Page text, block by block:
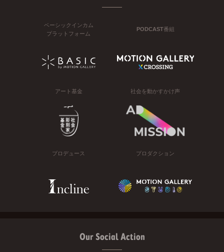
ベーシックインカム
プラットフォーム
PODCAST番組
アート基金 社会を動かすかけ声
プロデュース プロダクション
Our Social Action